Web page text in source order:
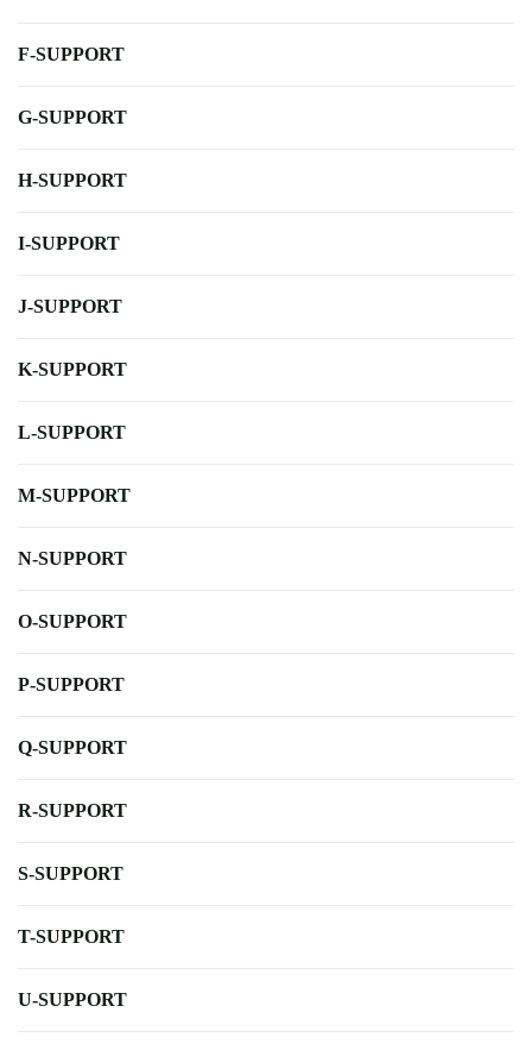
F-SUPPORT
G-SUPPORT
H-SUPPORT
I-SUPPORT
J-SUPPORT
K-SUPPORT
L-SUPPORT
M-SUPPORT
N-SUPPORT
O-SUPPORT
P-SUPPORT
Q-SUPPORT
R-SUPPORT
S-SUPPORT
T-SUPPORT
U-SUPPORT